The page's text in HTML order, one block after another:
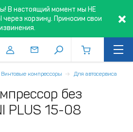
В настоящий момент мы НЕ
корзину. Приносим свои
Винтовые компрессоры Для автосервиса
без
PLUS 15-08